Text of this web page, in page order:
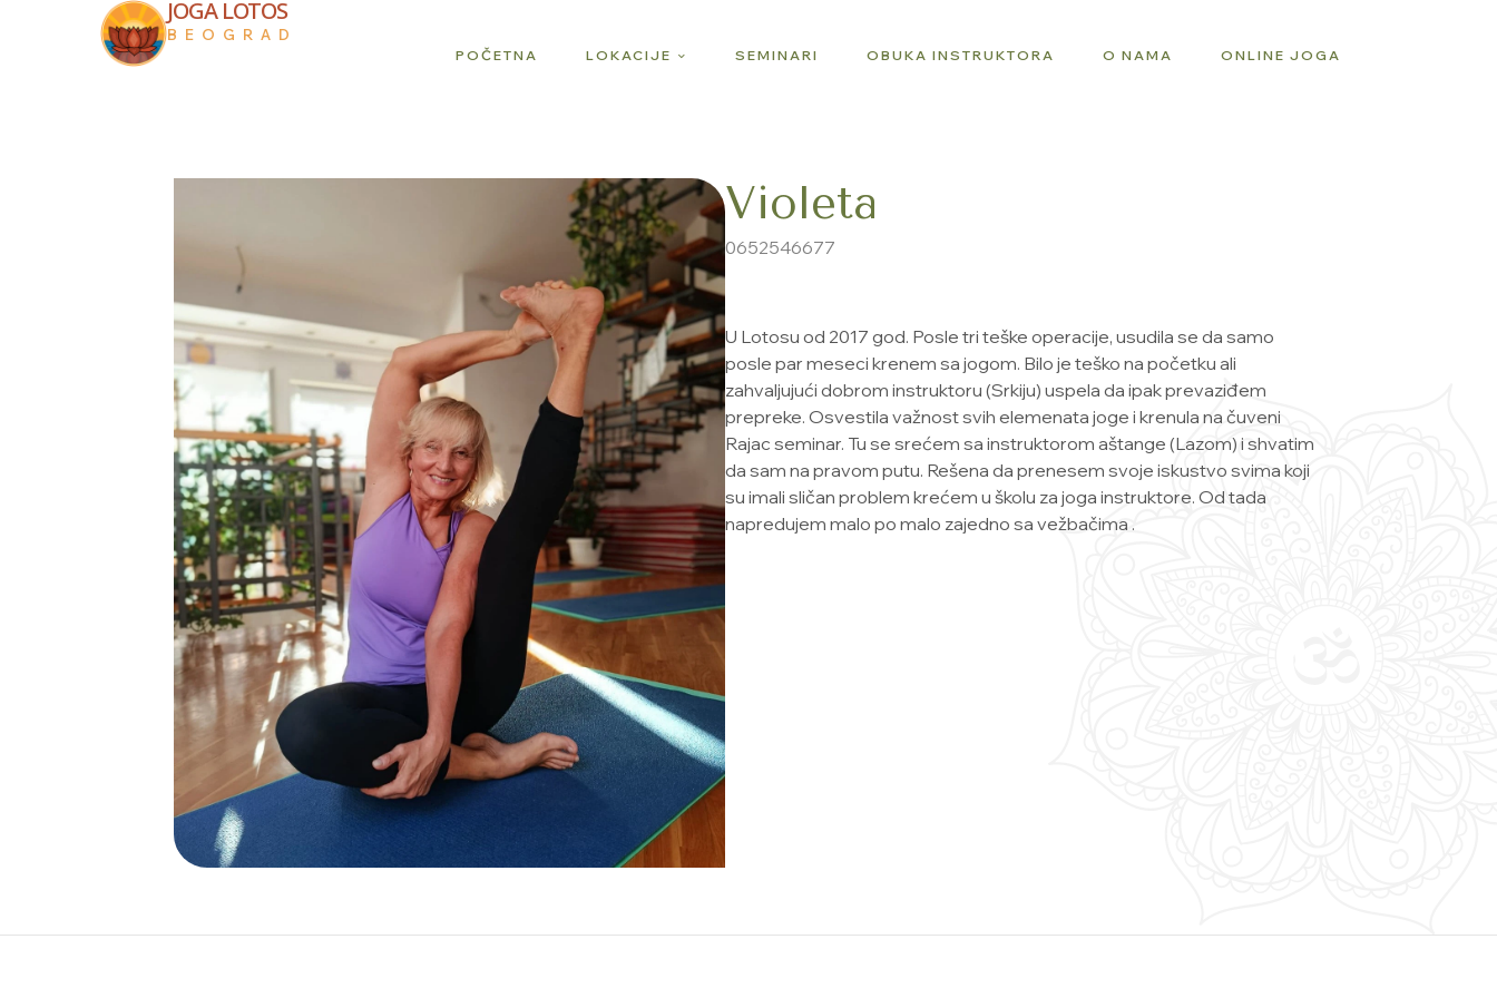
JOGA LOTOS
BEOGRAD
POČETNA LOKACIJE SEMINARI OBUKA INSTRUKTORA O NAMA ONLINE JOGA
Violeta
0652546677
U Lotosu od 2017 god. Posle tri teške operacije, usudila se da samo
posle par meseci krenem sa jogom. Bilo je teško na početku ali
zahvaljujući dobrom instruktoru (Srkiju) uspela da ipak prevaziđem
prepreke. Osvestila važnost svih elemenata joge i krenula na čuveni
Rajac seminar. Tu se srećem sa instruktorom aštange (Lazom) i shvatim
da sam na pravom putu. Rešena da prenesem svoje iskustvo svima koji
su imali sličan problem krećem u školu za joga instruktore. Od tada
napredujem malo po malo zajedno sa vežbačima .